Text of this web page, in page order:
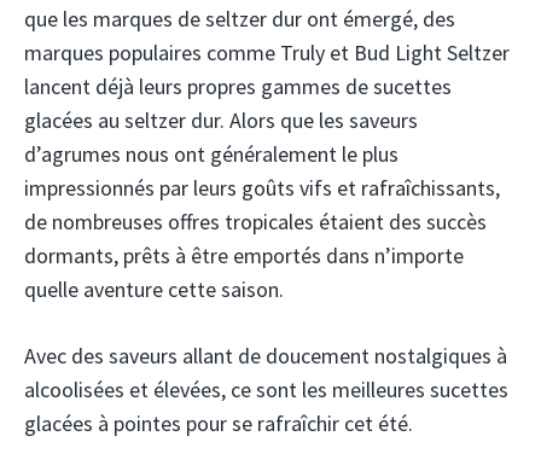
que les marques de seltzer dur ont émergé, des
marques populaires comme Truly et Bud Light Seltzer
lancent déjà leurs propres gammes de sucettes
glacées au seltzer dur. Alors que les saveurs
d’agrumes nous ont généralement le plus
impressionnés par leurs goûts vifs et rafraîchissants,
de nombreuses offres tropicales étaient des succès
dormants, prêts à être emportés dans n’importe
quelle aventure cette saison.
Avec des saveurs allant de doucement nostalgiques à
alcoolisées et élevées, ce sont les meilleures sucettes
glacées à pointes pour se rafraîchir cet été.